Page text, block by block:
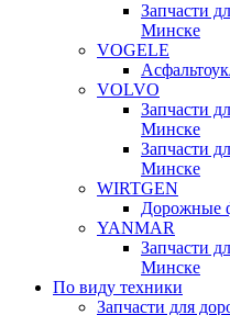
Запчасти
Минске
VOGELE
VOLVO
Запчасти
Минске
Запчасти
Минске
WIRTGEN
Дорожные
YANMAR
Запчасти
Минске
По виду техники
Запчасти для